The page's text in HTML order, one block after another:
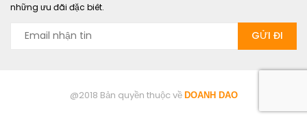
những ưu đãi đặc biêt.
@2018 Bản quyền thuộc về DOANH DAO